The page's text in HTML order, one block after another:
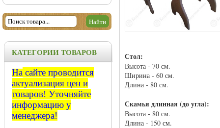
КАТЕГОРИИ ТОВАРОВ
На сайте проводится
актуализация цен и
товаров! Уточняйте
информацию у
менеджера!
Стол:
Высота - 70 см.
Ширина - 60 см.
Длина - 80 см.
Скамья длинная (до угла):
Высота - 80 см.
Длина - 150 см.